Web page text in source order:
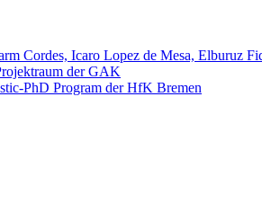
Cordes, Icaro Lopez de Mesa, Elburuz
der GAK
PhD Program der HfK Bremen